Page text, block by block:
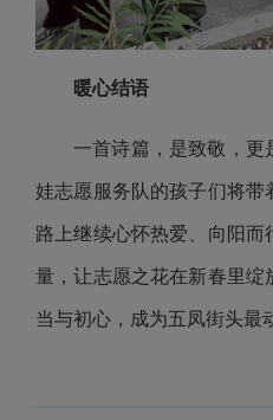
暖心结语
一首诗篇，是致敬，更
娃志愿服务队的孩子们将带
路上继续心怀热爱、向阳
量，让志愿之花在新春里绽
当与初心，成为五凤街头最